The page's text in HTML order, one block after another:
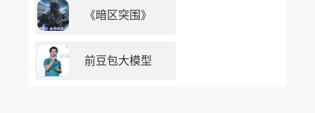
《暗区突围》
前豆包大模型